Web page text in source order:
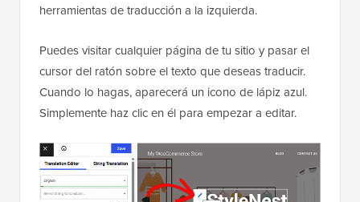
herramientas de traducción a la izquierda.
Puedes visitar cualquier página de tu sitio y pasar el
cursor del ratón sobre el texto que deseas traducir.
Cuando lo hagas, aparecerá un icono de lápiz azul.
Simplemente haz clic en él para empezar a editar.